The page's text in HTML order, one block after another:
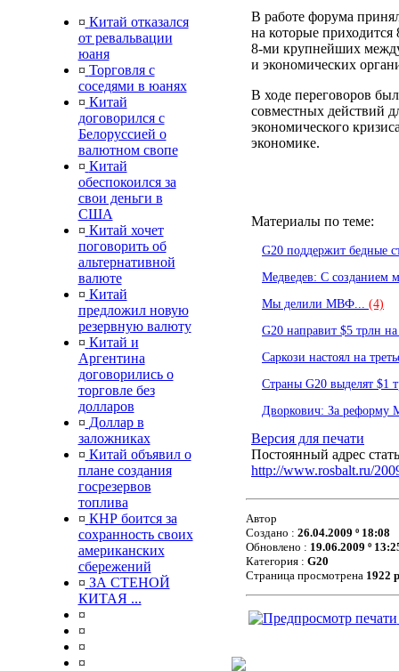
¤ Китай отказался
от ревальвации
юаня
¤ Торговля с
соседями в юанях
¤ Китай
договорился с
Белоруссией о
валютном свопе
¤ Китай
обеспокоился за
свои деньги в
США
¤ Китай хочет
поговорить об
альтернативной
валюте
¤ Китай
предложил новую
резервную валюту
¤ Китай и
Аргентина
договорились о
торговле без
долларов
¤ Доллар в
заложниках
¤ Китай объявил о
плане создания
госрезервов
топлива
¤ КНР боится за
сохранность своих
американских
сбережений
¤ ЗА СТЕНОЙ
КИТАЯ ...
¤
¤
¤
¤
В работе форума
на которые
8-ми крупнейших
и экономических
В ходе переговоров
совместных действий
экономического
экономике.
Материалы по теме:
G20 поддержит бедные
Медведев: С созданием
Мы делили МВФ... (4)
G20 направит $5 трлн
Саркози настоял на
Страны G20 выделят $1
Дворкович: За реформу
Версия для печати
Постоянный адрес
http://www.rosbalt.ru/
Автор
Создано : 26.04.2009 º 18:08
Обновлено : 19.06.2009 º
Категория : G20
Страница просмотрена 1922